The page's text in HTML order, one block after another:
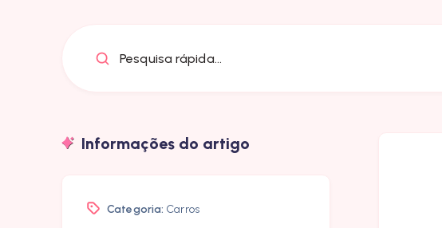
Pesquisa rápida...
Informações do artigo
Categoria: Carros